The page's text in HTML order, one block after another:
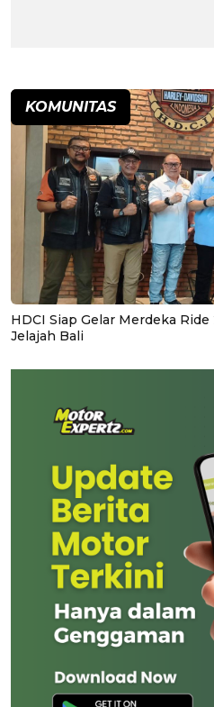
KOMUNITAS
HDCI Siap Gelar Merdeka Ride
Jelajah Bali